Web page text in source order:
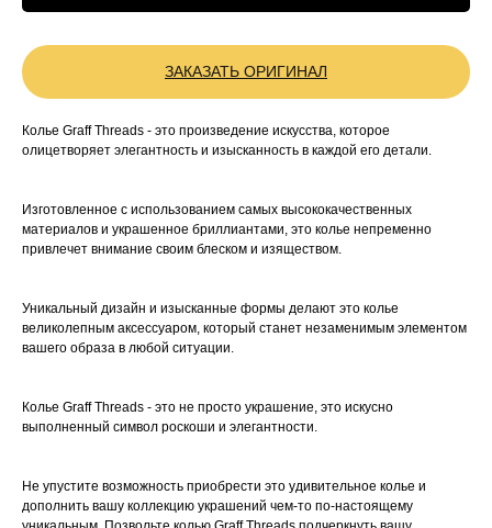
ЗАКАЗАТЬ ОРИГИНАЛ
Колье Graff Threads - это произведение искусства, которое
олицетворяет элегантность и изысканность в каждой его детали.
Изготовленное с использованием самых высококачественных
материалов и украшенное бриллиантами, это колье непременно
привлечет внимание своим блеском и изяществом.
Уникальный дизайн и изысканные формы делают это колье
великолепным аксессуаром, который станет незаменимым элементом
вашего образа в любой ситуации.
Колье Graff Threads - это не просто украшение, это искусно
выполненный символ роскоши и элегантности.
Не упустите возможность приобрести это удивительное колье и
дополнить вашу коллекцию украшений чем-то по-настоящему